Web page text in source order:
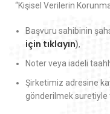
“Kişisel Verilerin
Başvuru sahibinin
için tıklayın),
Noter veya iadeli
Şirketimiz adresine
gönderilmek suretiyle